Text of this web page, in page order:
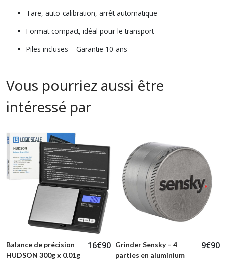
Tare, auto-calibration, arrêt automatique
Format compact, idéal pour le transport
Piles incluses – Garantie 10 ans
Vous pourriez aussi être
intéressé par
Balance de précision
HUDSON 300g x 0.01g
16€90 Grinder Sensky – 4
parties en aluminium
9€90